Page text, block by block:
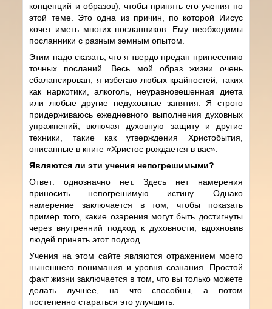
концепций и образов), чтобы принять его учения по
этой теме. Это одна из причин, по которой Иисус
хочет иметь многих посланников. Ему необходимы
посланники с разным земным опытом.
Этим надо сказать, что я твердо предан принесению
точных посланий. Весь мой образ жизни очень
сбалансирован, я избегаю любых крайностей, таких
как наркотики, алкоголь, неуравновешенная диета
или любые другие недуховные занятия. Я строго
придерживаюсь ежедневного выполнения духовных
упражнений, включая духовную защиту и другие
техники, такие как утверждения Христобытия,
описанные в книге «Христос рождается в вас».
Являются ли эти учения непогрешимыми?
Ответ: однозначно нет. Здесь нет намерения
приносить непогрешимую истину. Однако
намерение заключается в том, чтобы показать
пример того, какие озарения могут быть достигнуты
через внутренний подход к духовности, вдохновив
людей принять этот подход.
Учения на этом сайте являются отражением моего
нынешнего понимания и уровня сознания. Простой
факт жизни заключается в том, что вы только можете
делать лучшее, на что способны, а потом
постепенно стараться это улучшить.